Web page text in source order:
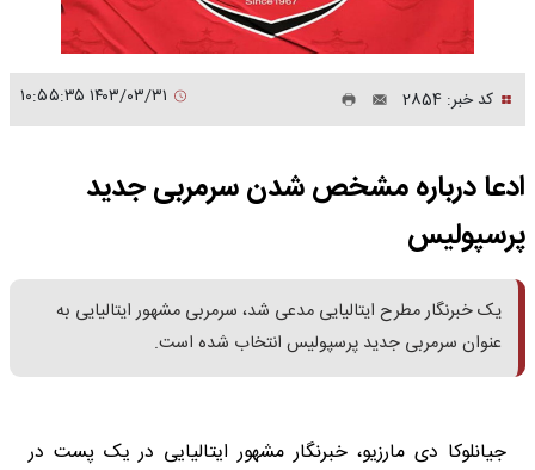
کد خبر: 2854
ادعا درباره مشخص شدن سرمربی جدید
پرسپولیس
یک خبرنگار مطرح ایتالیایی مدعی شد، سرمربی مشهور ایتالیایی به
عنوان سرمربی جدید پرسپولیس انتخاب شده است.
جیانلوکا دی مارزیو، خبرنگار مشهور ایتالیایی در یک پست در